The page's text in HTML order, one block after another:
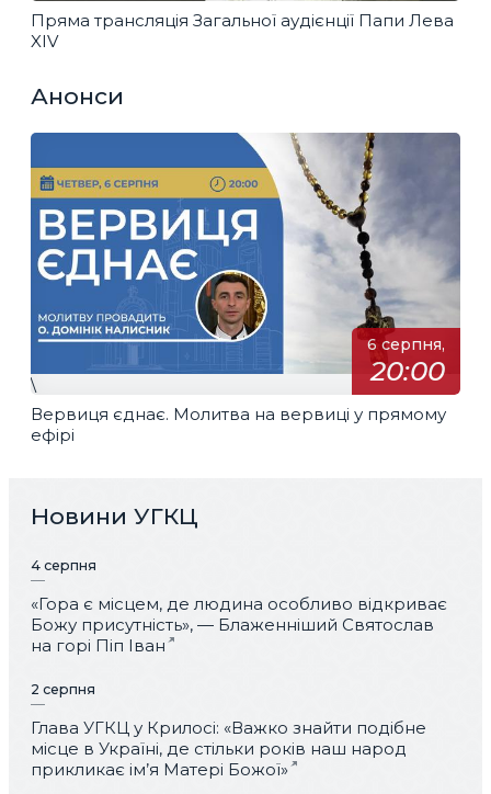
Пряма трансляція Загальної аудієнції Папи Лева
XIV
Анонси
6 серпня,
20:00
\
Вервиця єднає. Молитва на вервиці у прямому
ефірі
Новини УГКЦ
4 серпня
«Гора є місцем, де людина особливо відкриває
Божу присутність», — Блаженніший Святослав
на горі Піп Іван
2 серпня
Глава УГКЦ у Крилосі: «Важко знайти подібне
місце в Україні, де стільки років наш народ
прикликає ім’я Матері Божої»